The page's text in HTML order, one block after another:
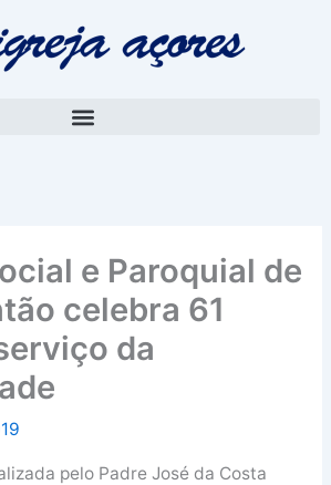
e Paroquial de
celebra 61
da
pelo Padre José da Costa